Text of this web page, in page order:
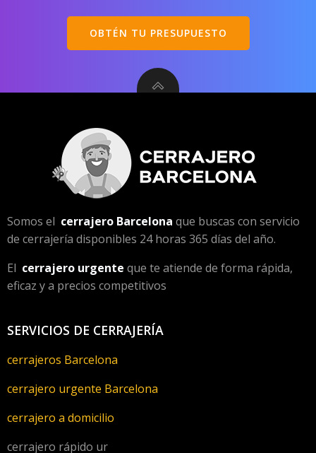
OBTÉN TU PRESUPUESTO
Somos el cerrajero Barcelona que buscas con servicio
de cerrajería disponibles 24 horas 365 días del año.
El cerrajero urgente que te atiende de forma rápida,
eficaz y a precios competitivos
SERVICIOS DE CERRAJERÍA
cerrajeros Barcelona
cerrajero urgente Barcelona
cerrajero a domicilio
cerrajero rápido ur